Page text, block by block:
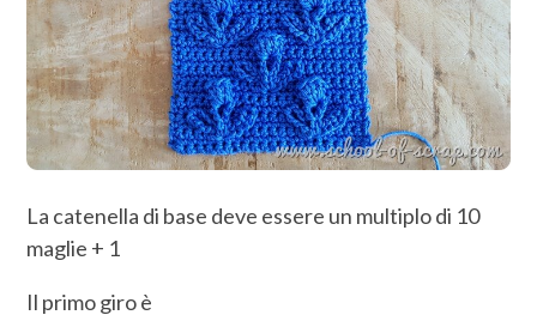
La catenella di base deve essere un multiplo di 10
maglie + 1
Il primo giro è